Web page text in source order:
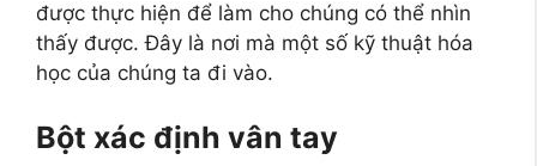
được thực hiện để làm cho chúng có thể nhìn
thấy được. Đây là nơi mà một số kỹ thuật hóa
học của chúng ta đi vào.
Bột xác định vân tay